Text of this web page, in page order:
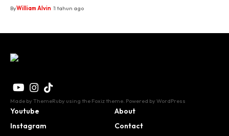
ByWilliam Alvin 1 tahun ago
Made by ThemeRuby using the Foxiz theme. Powered by WordPress
Youtube
Instagram
About
Contact